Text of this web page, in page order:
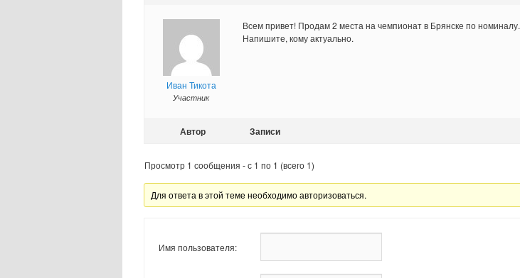
Иван Тикота
Участник
Всем привет! Продам 2 места на чемпионат в Брянске по номиналу.
Напишите, кому актуально.
Автор Записи
Просмотр 1 сообщения - с 1 по 1 (всего 1)
Для ответа в этой теме необходимо авторизоваться.
Имя пользователя: